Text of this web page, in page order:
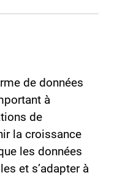
de données
à
de
la croissance
les données
et s’adapter à